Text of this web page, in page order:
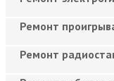
Ремонт
Ремонт